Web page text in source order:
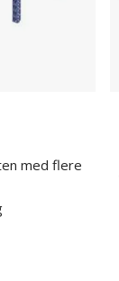
med flere